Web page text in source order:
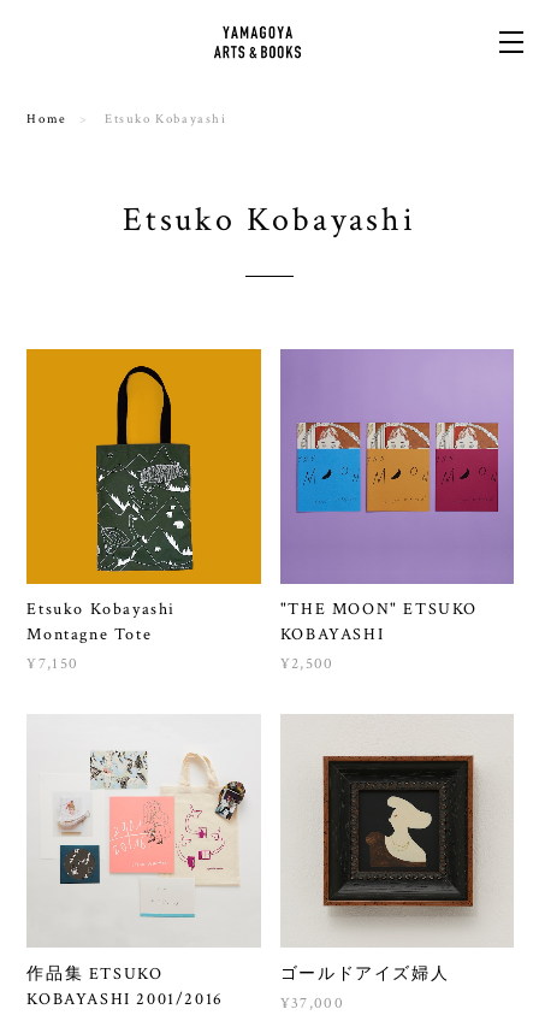
Home Etsuko Kobayashi
Etsuko Kobayashi
Etsuko Kobayashi
Montagne Tote
¥7,150
"THE MOON" ETSUKO
KOBAYASHI
¥2,500
作品集 ETSUKO
KOBAYASHI 2001/2016
ゴールドアイズ婦人
¥37,000